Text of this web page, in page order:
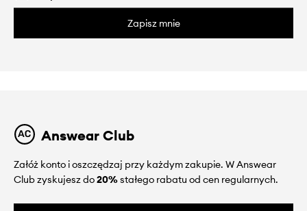
Zapisz mnie
Answear Club
Załóż konto i oszczędzaj przy każdym zakupie. W Answear
Club zyskujesz do20%stałego rabatu od cen regularnych.